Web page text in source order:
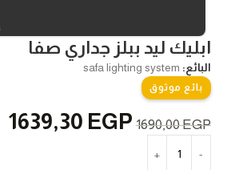
ابليك ليد ببلز جداري صفا
البائع: safa lighting system
بائع موثوق
1690,00EGP
1639,30 EGP